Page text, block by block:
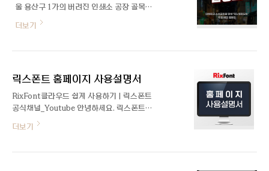
울 용산구 1가의 버려진 인쇄소 공장 골목이
새롭게 태어났습니다. 고층 빌딩숲 속에 외딴
섬처럼 자리 잡고 있던 소외된 거리는 '열정
도」서체는 이 거리를 만든 청년 소상공인 단
목입니다. 이웃과도 같은 이 거리가 2020년
을 보았습니다. 많은 지역의 상권이 죽고, 힘
더보기
릭스폰트 홈페이지 사용설명서
RixFont클라우드 쉽게 사용하기 | 릭스폰트
공식채널_Youtube 안녕하세요. 릭스폰트입
니다. 리뉴얼한 릭스폰트 사이트를 보다 편리
하게 이용할 수 있도록 도와드리는 홈페이지
더보기